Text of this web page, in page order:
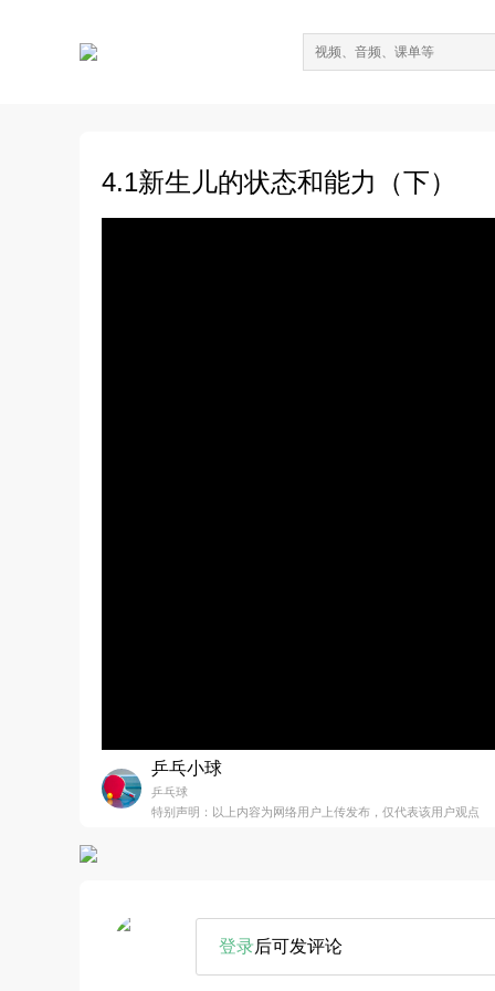
4.1新生儿的状态和能力（下）
乒乓小球
乒乓球
特别声明：以上内容为网络用户上传发布，仅代表该用户观点
登录后可发评论